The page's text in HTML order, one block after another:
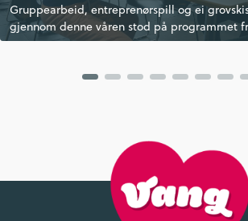
Gruppearbeid, entreprenørspill og ei
gjennom denne våren stod på programmet
Inger Toril Holte Breien informerte om
som representant fra Ungt Entreprenørskap
Gruppearbeid, entreprenørspill og ei
gjennom denne våren stod på programmet